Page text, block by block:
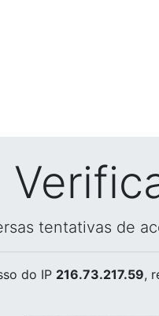
tentativas de
do IP 216.73.217.59,